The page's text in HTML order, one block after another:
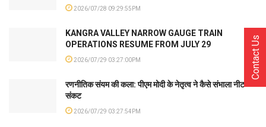
2026/07/28 09:29:55PM
KANGRA VALLEY NARROW GAUGE TRAIN
OPERATIONS RESUME FROM JULY 29
2026/07/29 03:27:00PM
रणनीतिक संयम की कला: पीएम मोदी के नेतृत्व ने कैसे संभाला नीट
संकट
2026/07/29 03:27:54PM
Contact Us